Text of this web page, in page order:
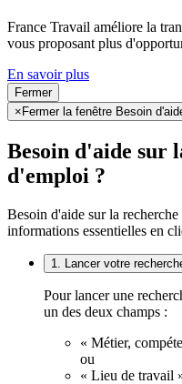
France Travail améliore la
vous proposant plus
En savoir plus
Fermer
×Fermer la fenêtre Besoin
Besoin d'aide sur
d'emploi ?
Besoin d'aide sur la
informations essentielles en
1. Lancer votre
Pour lancer une
un des deux champs :
« Métier,
ou
« Lieu de travail